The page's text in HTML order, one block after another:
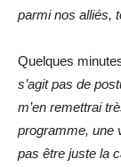
parmi nos alliés,
Quelques
s’agit pas de
m’en remettrai
programme, une
pas être juste la